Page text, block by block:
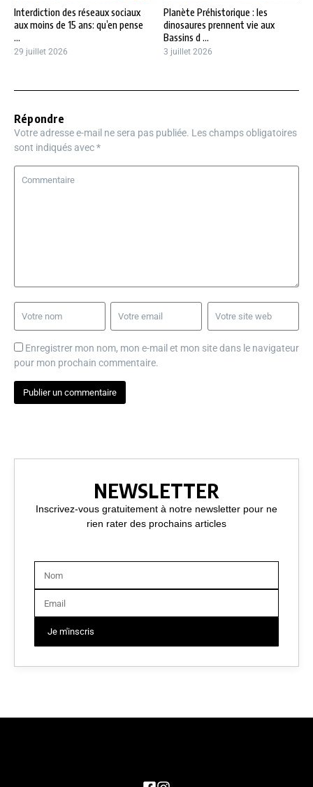
Interdiction des réseaux sociaux
aux moins de 15 ans: qu’en pense
...
29 juillet 2026
Planète Préhistorique : les
dinosaures prennent vie aux
Bassins d ...
3 juillet 2026
Répondre
Votre adresse e-mail ne sera pas publiée. Les champs obligatoires
sont indiqués avec*
Enregistrer mon nom, mon e-mail et mon site dans le navigateur
pour mon prochain commentaire.
NEWSLETTER
Inscrivez-vous gratuitement à notre newsletter pour ne
rien rater des prochains articles
Je m'inscris